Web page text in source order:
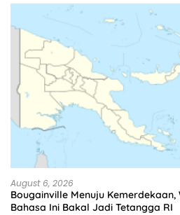
August 6, 2026
Bougainville Menuju Kemerdekaan,
Bahasa Ini Bakal Jadi Tetangga RI